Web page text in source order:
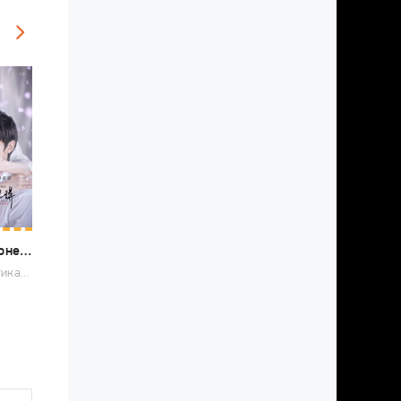
Конец бесконечной любви
2020 / Романтика, Фэнтези, Мелодрама, Китайские дорамы